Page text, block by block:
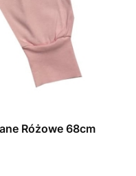
Różowe 68cm